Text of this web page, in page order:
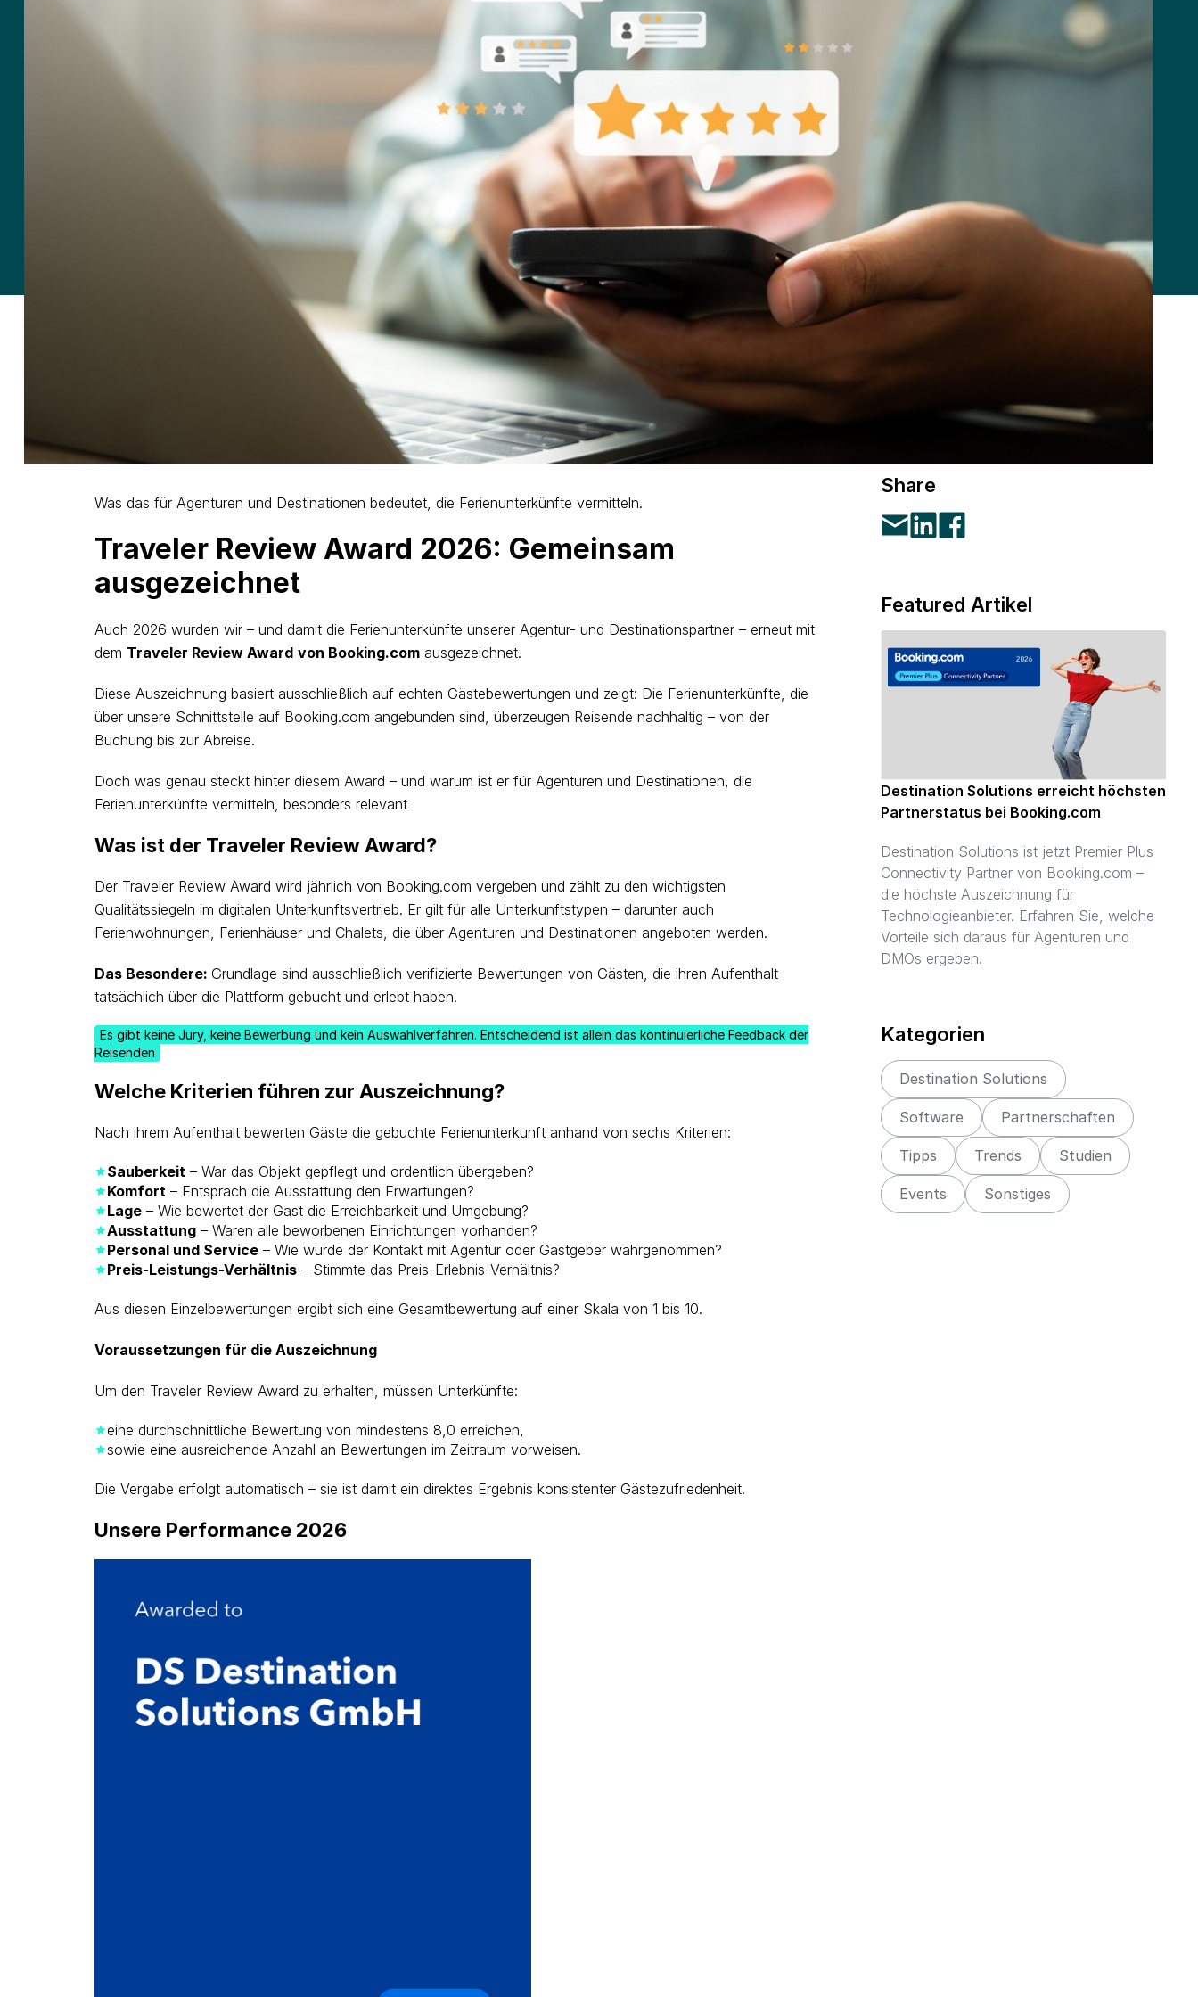
Was das für Agenturen und Destinationen bedeutet, die Ferienunterkünfte vermitteln.
Traveler Review Award 2026: Gemeinsam
ausgezeichnet
Auch 2026 wurden wir – und damit die Ferienunterkünfte unserer Agentur- und Destinationspartner – erneut mit
dem Traveler Review Award von Booking.com ausgezeichnet.
Diese Auszeichnung basiert ausschließlich auf echten Gästebewertungen und zeigt: Die Ferienunterkünfte, die
über unsere Schnittstelle auf Booking.com angebunden sind, überzeugen Reisende nachhaltig – von der
Buchung bis zur Abreise.
Doch was genau steckt hinter diesem Award – und warum ist er für Agenturen und Destinationen, die
Ferienunterkünfte vermitteln, besonders relevant
Was ist der Traveler Review Award?
Der Traveler Review Award wird jährlich von Booking.com vergeben und zählt zu den wichtigsten
Qualitätssiegeln im digitalen Unterkunftsvertrieb. Er gilt für alle Unterkunftstypen – darunter auch
Ferienwohnungen, Ferienhäuser und Chalets, die über Agenturen und Destinationen angeboten werden.
Das Besondere: Grundlage sind ausschließlich verifizierte Bewertungen von Gästen, die ihren Aufenthalt
tatsächlich über die Plattform gebucht und erlebt haben.
Es gibt keine Jury, keine Bewerbung und kein Auswahlverfahren. Entscheidend ist allein das kontinuierliche Feedback der
Reisenden
Welche Kriterien führen zur Auszeichnung?
Nach ihrem Aufenthalt bewerten Gäste die gebuchte Ferienunterkunft anhand von sechs Kriterien:
Sauberkeit – War das Objekt gepflegt und ordentlich übergeben?
Komfort – Entsprach die Ausstattung den Erwartungen?
Lage – Wie bewertet der Gast die Erreichbarkeit und Umgebung?
Ausstattung – Waren alle beworbenen Einrichtungen vorhanden?
Personal und Service – Wie wurde der Kontakt mit Agentur oder Gastgeber wahrgenommen?
Preis-Leistungs-Verhältnis – Stimmte das Preis-Erlebnis-Verhältnis?
Aus diesen Einzelbewertungen ergibt sich eine Gesamtbewertung auf einer Skala von 1 bis 10.
Voraussetzungen für die Auszeichnung
Um den Traveler Review Award zu erhalten, müssen Unterkünfte:
eine durchschnittliche Bewertung von mindestens 8,0 erreichen,
sowie eine ausreichende Anzahl an Bewertungen im Zeitraum vorweisen.
Die Vergabe erfolgt automatisch – sie ist damit ein direktes Ergebnis konsistenter Gästezufriedenheit.
Unsere Performance 2026
Share
Featured Artikel
Destination Solutions erreicht höchsten
Partnerstatus bei Booking.com
Destination Solutions ist jetzt Premier Plus
Connectivity Partner von Booking.com –
die höchste Auszeichnung für
Technologieanbieter. Erfahren Sie, welche
Vorteile sich daraus für Agenturen und
DMOs ergeben.
Kategorien
Destination Solutions
Software Partnerschaften
Tipps Trends Studien
Events Sonstiges